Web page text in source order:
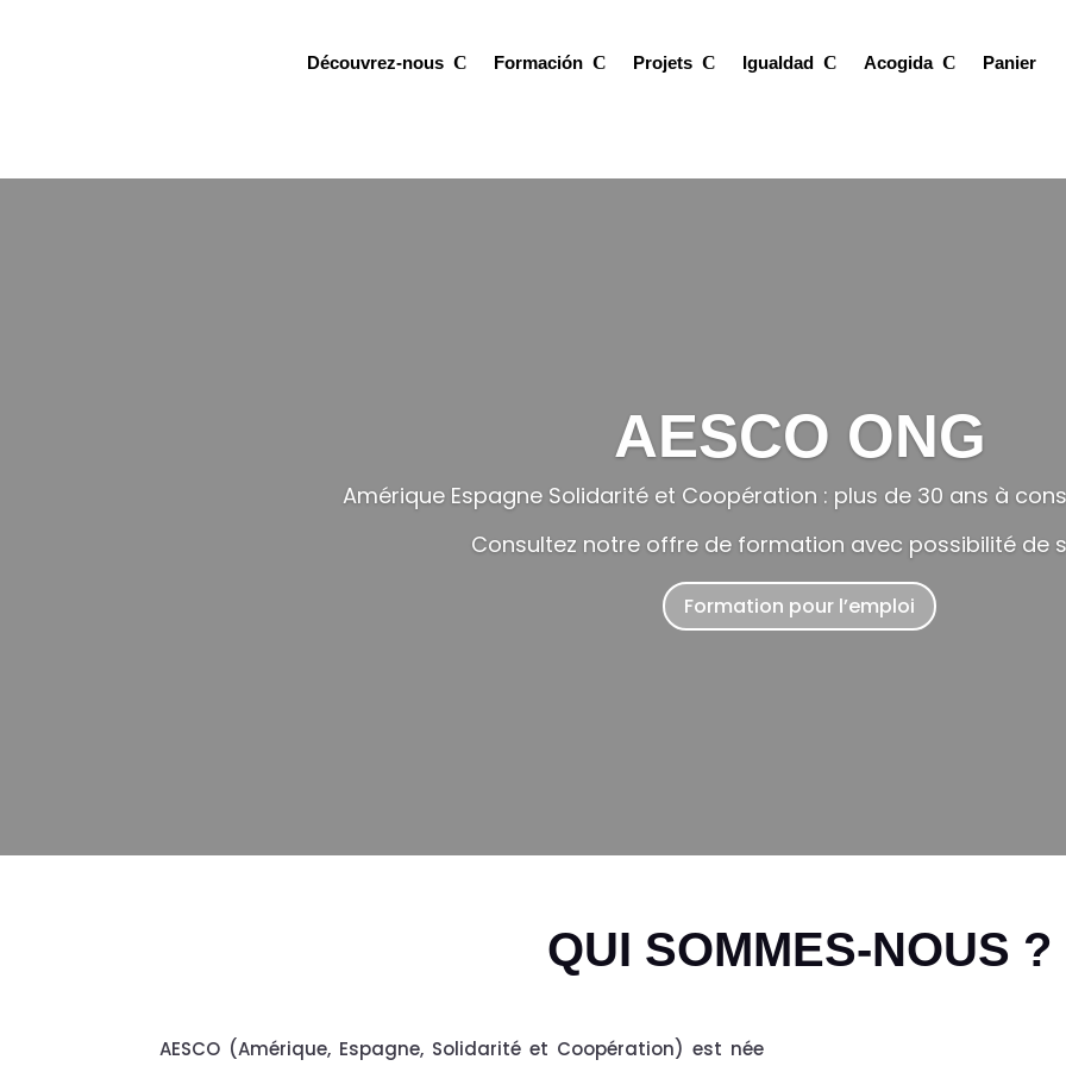
Découvrez-nous Formación Projets Igualdad Acogida Panier
AESCO ONG
Amérique Espagne Solidarité et Coopération : plus de 30 ans à
Consultez notre offre de formation avec possibilité de
Formation pour l’emploi
QUI SOMMES-NOUS ?
AESCO (Amérique, Espagne, Solidarité et Coopération) est née